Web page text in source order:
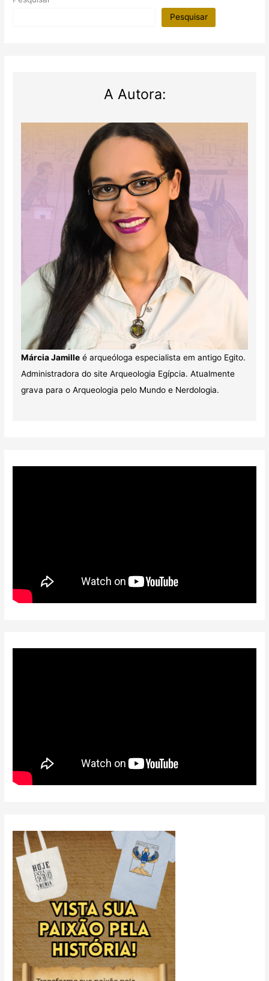
Pesquisar
A Autora:
Márcia Jamilleé arqueóloga especialista em antigo Egito.
Administradora do site Arqueologia Egípcia. Atualmente
grava para o Arqueologia pelo Mundo e Nerdologia.